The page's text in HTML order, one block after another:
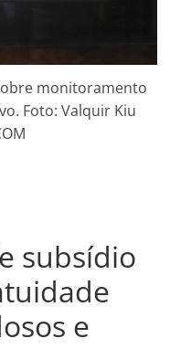
monitoramento
Foto: Valquir Kiu
subsídio
e